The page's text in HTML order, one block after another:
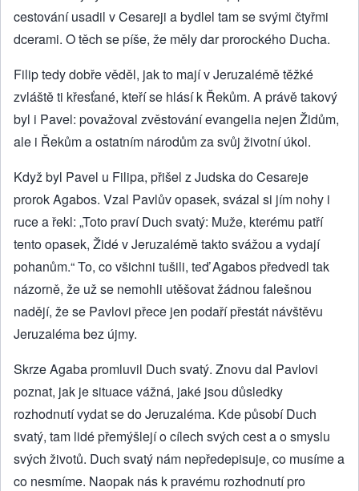
cestování usadil v Cesareji a bydlel tam se svými čtyřmi
dcerami. O těch se píše, že měly dar prorockého Ducha.
Filip tedy dobře věděl, jak to mají v Jeruzalémě těžké
zvláště ti křesťané, kteří se hlásí k Řekům. A právě takový
byl i Pavel: považoval zvěstování evangelia nejen Židům,
ale i Řekům a ostatním národům za svůj životní úkol.
Když byl Pavel u Filipa, přišel z Judska do Cesareje
prorok Agabos. Vzal Pavlův opasek, svázal si jím nohy i
ruce a řekl: „Toto praví Duch svatý: Muže, kterému patří
tento opasek, Židé v Jeruzalémě takto svážou a vydají
pohanům.“ To, co všichni tušili, teď Agabos předvedl tak
názorně, že už se nemohli utěšovat žádnou falešnou
nadějí, že se Pavlovi přece jen podaří přestát návštěvu
Jeruzaléma bez újmy.
Skrze Agaba promluvil Duch svatý. Znovu dal Pavlovi
poznat, jak je situace vážná, jaké jsou důsledky
rozhodnutí vydat se do Jeruzaléma. Kde působí Duch
svatý, tam lidé přemýšlejí o cílech svých cest a o smyslu
svých životů. Duch svatý nám nepředepisuje, co musíme a
co nesmíme. Naopak nás k pravému rozhodnutí pro